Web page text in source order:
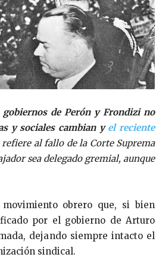
de Perón y Frondizi no
y sociales cambian y el reciente
refiere al fallo de la Corte Suprema
sea delegado gremial, aunque
obrero que, si bien
por el gobierno de Arturo
dejando siempre intacto el
sindical.